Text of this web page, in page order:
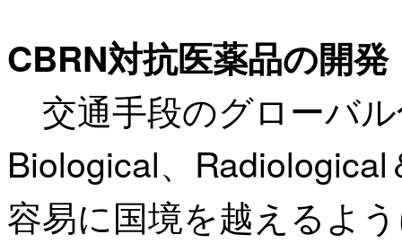
CBRN対抗医薬品の開発
交通手段のグローバ
Biological、
容易に国境を越えるよ